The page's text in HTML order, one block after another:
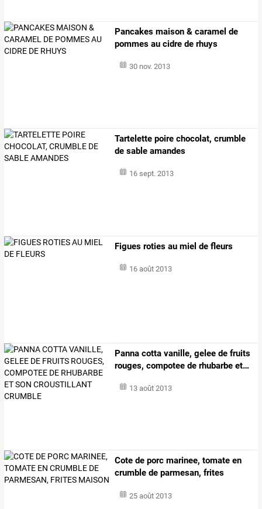
Pancakes maison & caramel de
pommes au cidre de rhuys
30 nov. 2013
Tartelette poire chocolat, crumble
de sable amandes
16 sept. 2013
Figues roties au miel de fleurs
16 août 2013
Panna cotta vanille, gelee de fruits
rouges, compotee de rhubarbe et…
13 août 2013
Cote de porc marinee, tomate en
crumble de parmesan, frites
25 août 2013